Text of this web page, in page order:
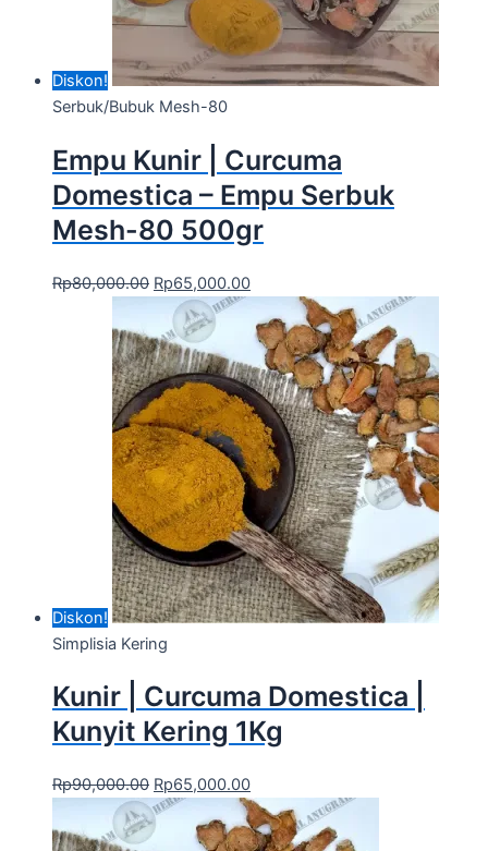
Diskon!
Serbuk/Bubuk Mesh-80
Empu Kunir | Curcuma
Domestica – Empu Serbuk
Mesh-80 500gr
Rp80,000.00 Rp65,000.00
Diskon!
Simplisia Kering
Kunir | Curcuma Domestica |
Kunyit Kering 1Kg
Rp90,000.00 Rp65,000.00